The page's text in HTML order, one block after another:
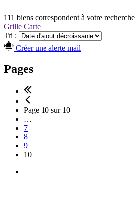
111 biens correspondent à votre recherche
Grille Carte
Tri :
Créer une alerte mail
Pages
Page 10 sur 10
…
7
8
9
10